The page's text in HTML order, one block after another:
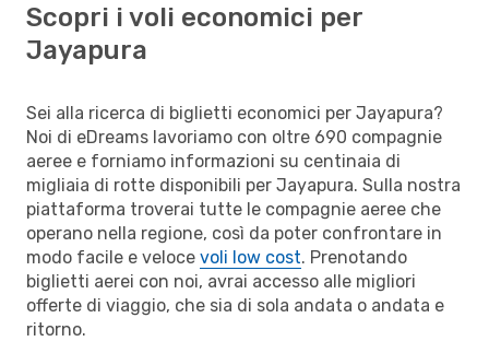
Scopri i voli economici per
Jayapura
Sei alla ricerca di biglietti economici per Jayapura?
Noi di eDreams lavoriamo con oltre 690 compagnie
aeree e forniamo informazioni su centinaia di
migliaia di rotte disponibili per Jayapura. Sulla nostra
piattaforma troverai tutte le compagnie aeree che
operano nella regione, così da poter confrontare in
modo facile e veloce voli low cost. Prenotando
biglietti aerei con noi, avrai accesso alle migliori
offerte di viaggio, che sia di sola andata o andata e
ritorno.